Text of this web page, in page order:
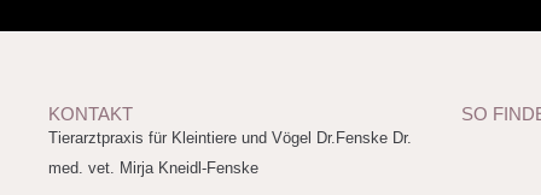
KONTAKT
Tierarztpraxis für Kleintiere und Vögel Dr.Fenske Dr.
med. vet. Mirja Kneidl-Fenske
SO